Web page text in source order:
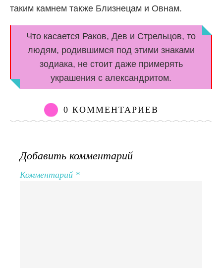
таким камнем также Близнецам и Овнам.
Что касается Раков, Дев и Стрельцов, то
людям, родившимся под этими знаками
зодиака, не стоит даже примерять
украшения с александритом.
0 КОММЕНТАРИЕВ
Добавить комментарий
Комментарий *